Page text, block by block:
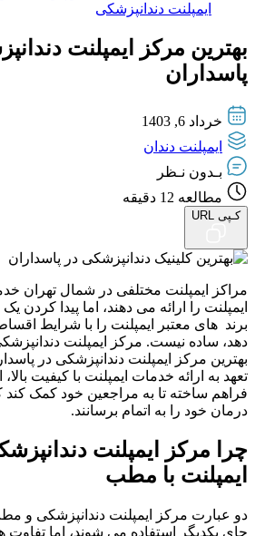
ایمپلنت دندانپزشکی
بهترین مرکز ایمپلنت
پاسداران
خرداد 6, 1403
ایمپلنت دندان
بـدون نـظر
مطالعه 12 دقیقه
کـپی URL
مراکز ایمپلنت مختلفی در شمال تهران
ایمپلنت را ارائه می دهند، اما پیدا کردن
برند های معتبر ایمپلنت را با شرایط اقساط
دهد، ساده نیست. مرکز ایمپلنت
بهترین مرکز ایمپلنت دندانپزشکی در
تعهد به ارائه خدمات ایمپلنت با کیفیت
فراهم ساخته تا به مراجعین خود کمک
درمان خود را به اتمام برسانند.
چرا مرکز ایمپلنت
ایمپلنت با مطب
دو عبارت مرکز ایمپلنت دندانپزشکی و
جای یکدیگر استفاده می ‌شوند، اما